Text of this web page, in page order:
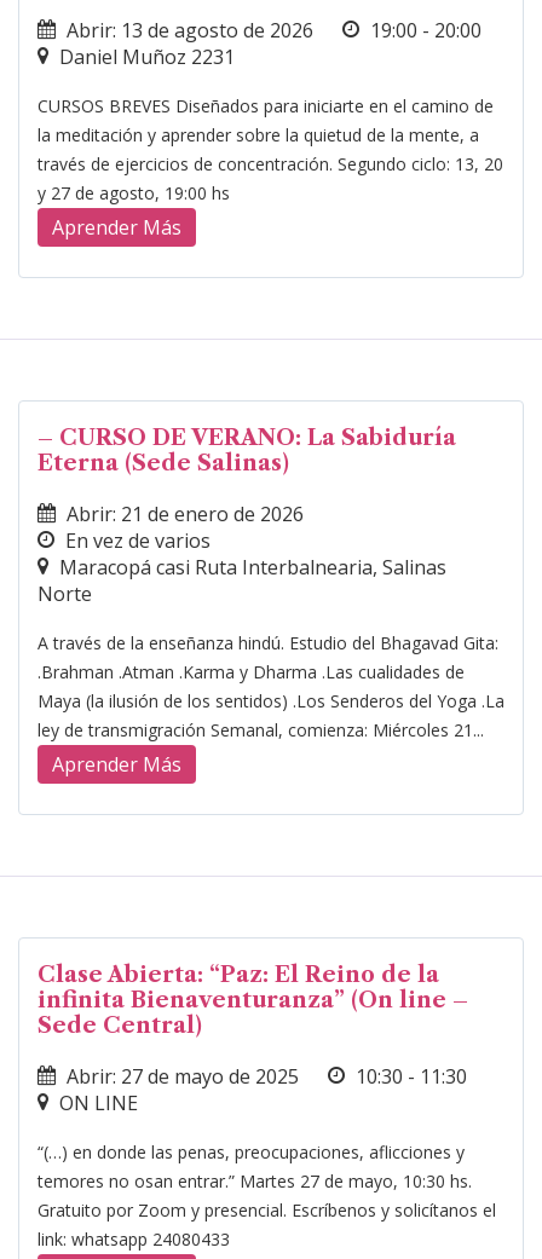
Abrir: 13 de agosto de 2026
19:00 - 20:00
Daniel Muñoz 2231
CURSOS BREVES Diseñados para iniciarte en el camino de
la meditación y aprender sobre la quietud de la mente, a
través de ejercicios de concentración. Segundo ciclo: 13, 20
y 27 de agosto, 19:00 hs
Aprender Más
– CURSO DE VERANO: La Sabiduría
Eterna (Sede Salinas)
Abrir: 21 de enero de 2026
En vez de varios
Maracopá casi Ruta Interbalnearia, Salinas
Norte
A través de la enseñanza hindú. Estudio del Bhagavad Gita:
.Brahman .Atman .Karma y Dharma .Las cualidades de
Maya (la ilusión de los sentidos) .Los Senderos del Yoga .La
ley de transmigración Semanal, comienza: Miércoles 21...
Aprender Más
Clase Abierta: “Paz: El Reino de la
infinita Bienaventuranza” (On line –
Sede Central)
Abrir: 27 de mayo de 2025
10:30 - 11:30
ON LINE
“(…) en donde las penas, preocupaciones, aflicciones y
temores no osan entrar.” Martes 27 de mayo, 10:30 hs.
Gratuito por Zoom y presencial. Escríbenos y solicítanos el
link: whatsapp 24080433